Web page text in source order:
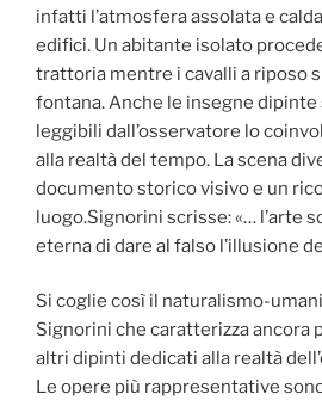
infatti l’atmosfera assolata e
edifici. Un abitante isolato
trattoria mentre i cavalli a riposo
fontana. Anche le insegne dipinte
leggibili dall’osservatore lo
alla realtà del tempo. La scena
documento storico visivo e un
luogo.Signorini scrisse: «… l’arte
eterna di dare al falso l’illusione
Si coglie così il naturalismo-
Signorini che caratterizza ancora
altri dipinti dedicati alla realtà
Le opere più rappresentative